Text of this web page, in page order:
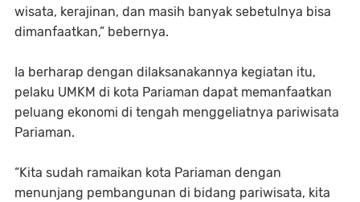
wisata, kerajinan, dan masih banyak sebetulnya bisa
dimanfaatkan,” bebernya.
Ia berharap dengan dilaksanakannya kegiatan itu,
pelaku UMKM di kota Pariaman dapat memanfaatkan
peluang ekonomi di tengah menggeliatnya pariwisata
Pariaman.
“Kita sudah ramaikan kota Pariaman dengan
menunjang pembangunan di bidang pariwisata, kita